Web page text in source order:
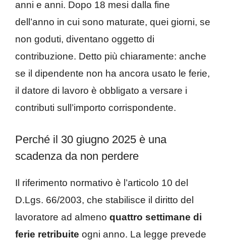
anni e anni. Dopo 18 mesi dalla fine
dell’anno in cui sono maturate, quei giorni, se
non goduti, diventano oggetto di
contribuzione. Detto più chiaramente: anche
se il dipendente non ha ancora usato le ferie,
il datore di lavoro è obbligato a versare i
contributi sull’importo corrispondente.
Perché il 30 giugno 2025 è una
scadenza da non perdere
Il riferimento normativo è l’articolo 10 del
D.Lgs. 66/2003, che stabilisce il diritto del
lavoratore ad almeno quattro settimane di
ferie retribuite ogni anno. La legge prevede